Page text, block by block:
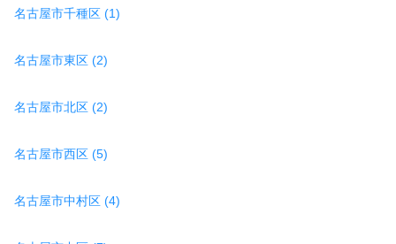
名古屋市千種区 (1)
名古屋市東区 (2)
名古屋市北区 (2)
名古屋市西区 (5)
名古屋市中村区 (4)